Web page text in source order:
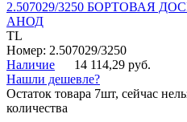
2.507029/3250 БОРТОВАЯ
АНОД
TL
Номер: 2.507029/3250
Наличие
14 114,29 руб.
Нашли дешевле?
Остаток товара 7шт, сейчас
количества